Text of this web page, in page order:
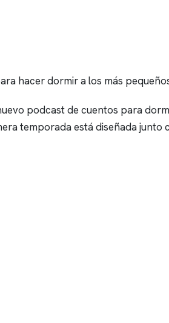
hacer dormir a los más
podcast de cuentos para
temporada está diseñada